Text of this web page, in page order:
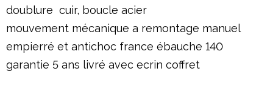
doublure cuir, boucle acier
mouvement mécanique a remontage manuel
empierré et antichoc france ébauche 140
garantie 5 ans livré avec ecrin coffret